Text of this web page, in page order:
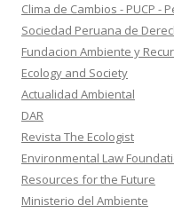
Clima de Cambios - PUCP -
Sociedad Peruana de
Fundacion Ambiente y
Ecology and Society
Actualidad Ambiental
DAR
Revista The Ecologist
Environmental Law
Resources for the Future
Ministerio del Ambiente